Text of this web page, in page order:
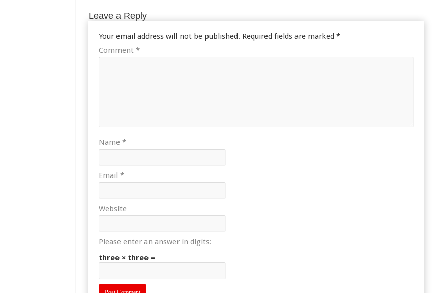
Leave a Reply
Your email address will not be published. Required fields are marked *
Comment *
Name *
Email *
Website
Please enter an answer in digits:
three × three =